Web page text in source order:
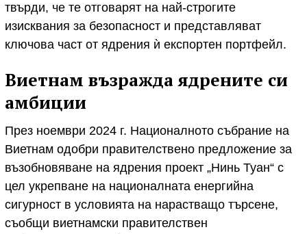
твърди, че те отговарят на най-строгите
изисквания за безопасност и представляват
ключова част от ядрения ѝ експортен портфейл.
Виетнам възражда ядрените си
амбиции
През ноември 2024 г. Националното събрание на
Виетнам одобри правителствено предложение за
възобновяване на ядрения проект „Нинь Туан“ с
цел укрепване на националната енергийна
сигурност в условията на нарастващо търсене,
съобщи виетнамски правителствен